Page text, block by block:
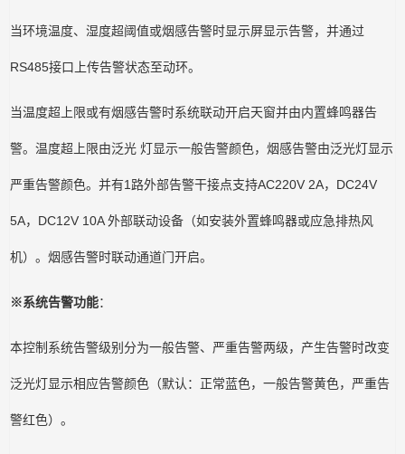
当环境温度、湿度超阈值或烟感告警时显示屏显示告警，并通过
RS485接口上传告警状态至动环。
当温度超上限或有烟感告警时系统联动开启天窗并由内置蜂鸣器告
警。温度超上限由泛光 灯显示一般告警颜色，烟感告警由泛光灯显示
严重告警颜色。并有1路外部告警干接点支持AC220V 2A，DC24V
5A，DC12V 10A 外部联动设备（如安装外置蜂鸣器或应急排热风
机）。烟感告警时联动通道门开启。
※系统告警功能：
本控制系统告警级别分为一般告警、严重告警两级，产生告警时改变
泛光灯显示相应告警颜色（默认：正常蓝色，一般告警黄色，严重告
警红色）。